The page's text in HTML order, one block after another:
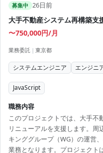
す。 【アピールポイント】 ・
きる環境が整っています。 ・金
募集中 26日前
大手不動産システム再構築支
〜750,000円/月
業務委託 | 東京都
システムエンジニア エンジニ
JavaScript
職務内容
このプロジェクトでは、大手不
リニューアルを支援します。
キンググループ（WG）の運営
業務となります。プロジェクト